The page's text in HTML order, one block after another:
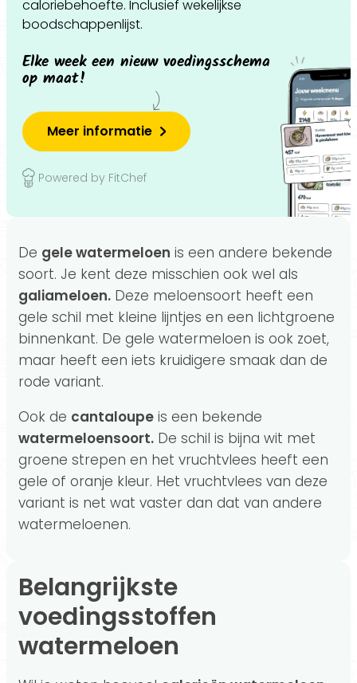
caloriebehoefte. Inclusief wekelijkse
boodschappenlijst.
Elke week een nieuw voedingsschema
op maat!
Meer informatie
Powered by FitChef
De gele watermeloen is een andere bekende
soort. Je kent deze misschien ook wel als
galiameloen. Deze meloensoort heeft een
gele schil met kleine lijntjes en een lichtgroene
binnenkant. De gele watermeloen is ook zoet,
maar heeft een iets kruidigere smaak dan de
rode variant.
Ook de cantaloupe is een bekende
watermeloensoort. De schil is bijna wit met
groene strepen en het vruchtvlees heeft een
gele of oranje kleur. Het vruchtvlees van deze
variant is net wat vaster dan dat van andere
watermeloenen.
Belangrijkste
voedingsstoffen
watermeloen